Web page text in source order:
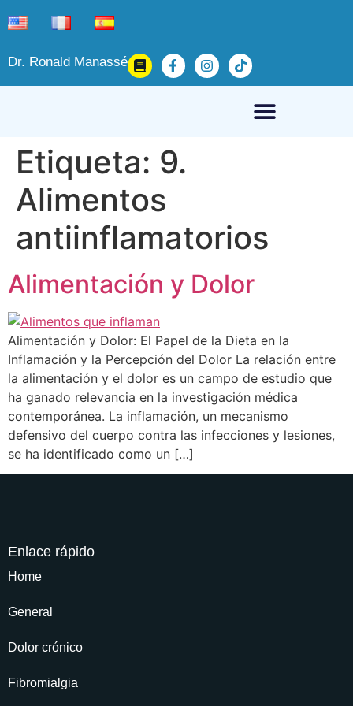
Dr. Ronald Manassé
Etiqueta: 9.
Alimentos
antiinflamatorios
Alimentación y Dolor
Alimentación y Dolor: El Papel de la Dieta en la
Inflamación y la Percepción del Dolor La relación entre
la alimentación y el dolor es un campo de estudio que
ha ganado relevancia en la investigación médica
contemporánea. La inflamación, un mecanismo
defensivo del cuerpo contra las infecciones y lesiones,
se ha identificado como un […]
Enlace rápido
Home
General
Dolor crónico
Fibromialgia